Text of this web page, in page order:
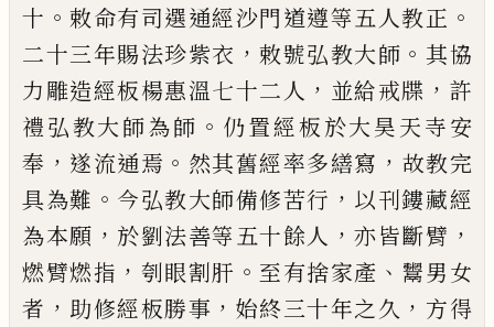
十 。敕命有司選通經沙門道遵等五人教正 。
二十三年賜法珍紫衣 ，敕號弘教大師 。 其協
力雕造經板楊惠溫七十二人 ， 並給戒牒 ， 許
禮弘教大師為師 。 仍置經板於大昊天寺安
奉 ， 遂流通焉 。 然其舊經率多繕寫 ， 故教完
具為難 。 今弘教大師備修苦行 ， 以刊鏤藏經
為本願 ， 於劉法善等五十餘人 ，亦皆斷臂 ，
燃臂燃指 ， 刳眼割肝 。 至有捨家產 、 鬻男女
者 ， 助修經板勝事 ， 始終三十年之久 ， 方得